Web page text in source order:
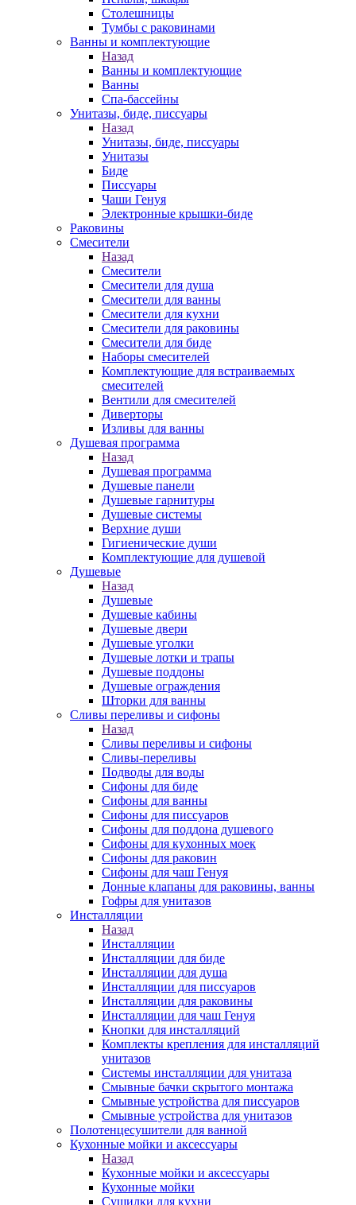
Столешницы
Тумбы с раковинами
Ванны и комплектующие
Назад
Ванны и комплектующие
Ванны
Спа-бассейны
Унитазы, биде, писсуары
Назад
Унитазы, биде, писсуары
Унитазы
Биде
Писсуары
Чаши Генуя
Электронные крышки-биде
Раковины
Смесители
Назад
Смесители
Смесители для душа
Смесители для ванны
Смесители для кухни
Смесители для раковины
Смесители для биде
Наборы смесителей
Комплектующие для встраиваемых
смесителей
Вентили для смесителей
Диверторы
Изливы для ванны
Душевая программа
Назад
Душевая программа
Душевые панели
Душевые гарнитуры
Душевые системы
Верхние души
Гигиенические души
Комплектующие для душевой
Душевые
Назад
Душевые
Душевые кабины
Душевые двери
Душевые уголки
Душевые лотки и трапы
Душевые поддоны
Душевые ограждения
Шторки для ванны
Сливы переливы и сифоны
Назад
Сливы переливы и сифоны
Сливы-переливы
Подводы для воды
Сифоны для биде
Сифоны для ванны
Сифоны для писсуаров
Сифоны для поддона душевого
Сифоны для кухонных моек
Сифоны для раковин
Сифоны для чаш Генуя
Донные клапаны для раковины, ванны
Гофры для унитазов
Инсталляции
Назад
Инсталляции
Инсталляции для биде
Инсталляции для душа
Инсталляции для писсуаров
Инсталляции для раковины
Инсталляции для чаш Генуя
Кнопки для инсталляций
Комплекты крепления для инсталляций
унитазов
Системы инсталляции для унитаза
Смывные бачки скрытого монтажа
Смывные устройства для писсуаров
Смывные устройства для унитазов
Полотенцесушители для ванной
Кухонные мойки и аксессуары
Назад
Кухонные мойки и аксессуары
Кухонные мойки
Сушилки для кухни